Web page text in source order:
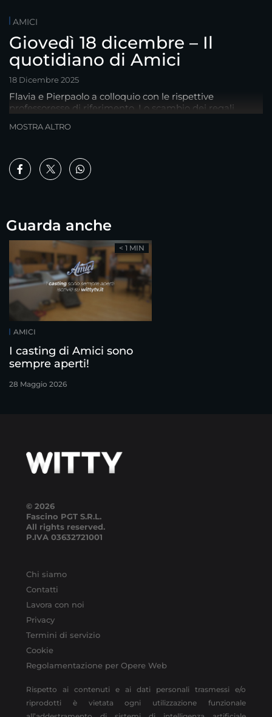
AMICI
Giovedì 18 dicembre – Il
quotidiano di Amici
18 Dicembre 2025
Flavia e Pierpaolo a colloquio con le rispettive
professoresse di riferimento. Lo scambio dei regali.
MOSTRA ALTRO
Guarda anche
AMICI
I casting di Amici sono
sempre aperti!
28 Maggio 2026
< 1 MIN
© 2026
Fascino PGT S.R.L.
All rights reserved.
P.IVA 03632721001
Chi siamo
Contatti
Lavora con noi
Privacy
Termini di servizio
Cookie
Regolamentazione per Opere Web
Rispetto ai contenuti e ai dati personali trasmessi e/o
riprodotti è vietata ogni utilizzazione funzionale